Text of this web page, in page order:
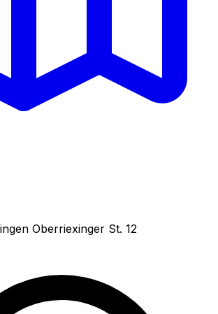
Oberriexinger St. 12